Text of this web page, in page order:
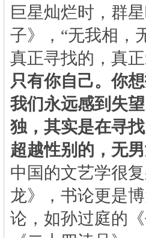
巨星灿烂时，群
子》，“无我相，
真正寻找的，真
只有你自己。你
我们永远感到失
独，其实是在寻
超越性别的，无男
中国的文艺学很
龙》，书论更是
论，如孙过庭的